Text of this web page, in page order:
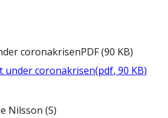
coronakrisenPDF(90 KB)
under coronakrisen(pdf, 90 KB)
Nilsson (S)